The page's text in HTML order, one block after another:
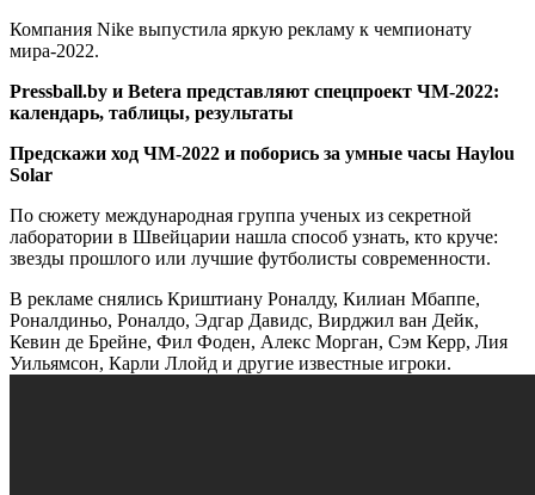
Компания Nike выпустила яркую рекламу к чемпионату
мира-2022.
Pressball.by и Betera представляют спецпроект ЧМ-2022:
календарь, таблицы, результаты
Предскажи ход ЧМ-2022 и поборись за умные часы Haylou
Solar
По сюжету международная группа ученых из секретной
лаборатории в Швейцарии нашла способ узнать, кто круче:
звезды прошлого или лучшие футболисты современности.
В рекламе снялись Криштиану Роналду, Килиан Мбаппе,
Роналдиньо, Роналдо, Эдгар Давидс, Вирджил ван Дейк,
Кевин де Брейне, Фил Фоден, Алекс Морган, Сэм Керр, Лия
Уильямсон, Карли Ллойд и другие известные игроки.